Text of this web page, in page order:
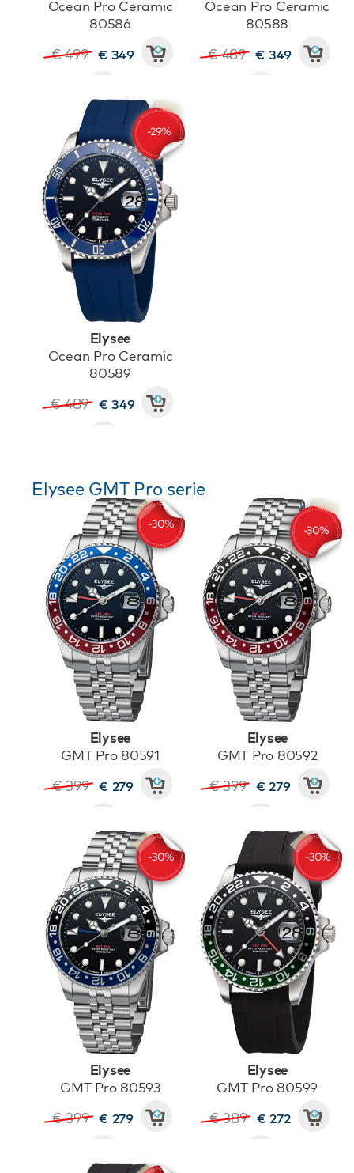
Ocean Pro Ceramic
80586
€ 499 € 349
Ocean Pro Ceramic
80588
€ 489 € 349
Elysee
Ocean Pro Ceramic
80589
€ 489 € 349
Elysee GMT Pro serie
Elysee
GMT Pro 80591
€ 399 € 279
Elysee
GMT Pro 80592
€ 399 € 279
Elysee
GMT Pro 80593
€ 399 € 279
Elysee
GMT Pro 80599
€ 389 € 272